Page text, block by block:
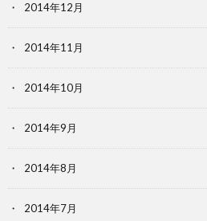
2014年12月
2014年11月
2014年10月
2014年9月
2014年8月
2014年7月